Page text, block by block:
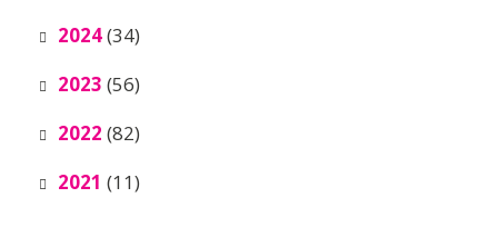
2024(34)
2023 (56)
2022 (82)
2021 (11)